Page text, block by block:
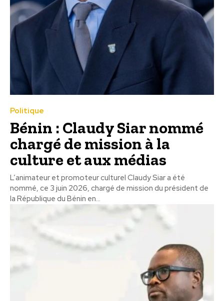
Politique
Bénin : Claudy Siar nommé
chargé de mission à la
culture et aux médias
L’animateur et promoteur culturel Claudy Siar a été
nommé, ce 3 juin 2026, chargé de mission du président de
la République du Bénin en...